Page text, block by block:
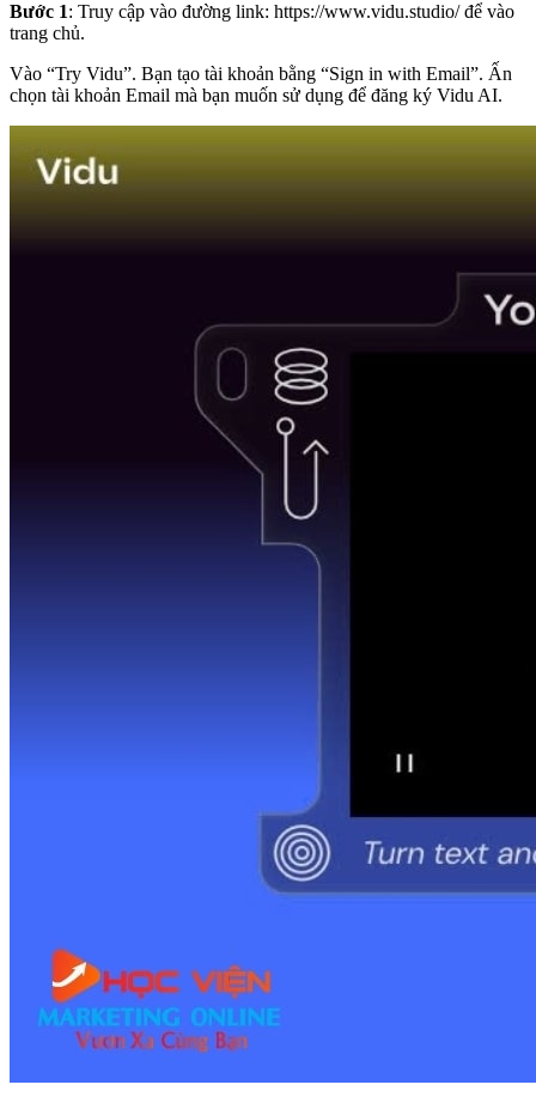
Bước 1: Truy cập vào đường link: https://www.vidu.studio/để vào
trang chủ.
Vào “Try Vidu”. Bạn tạo tài khoản bằng “Sign in with Email”. Ấn
chọn tài khoản Email mà bạn muốn sử dụng để đăng ký Vidu AI.